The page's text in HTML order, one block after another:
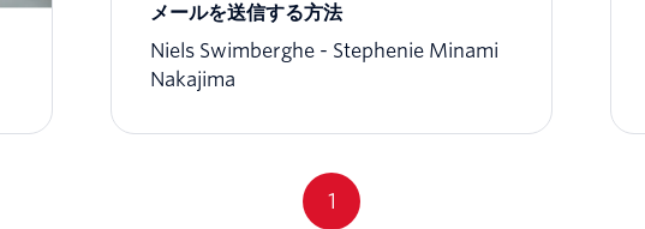
メールを送信する方法
Niels Swimberghe
Stephenie Minami
Nakajima
1